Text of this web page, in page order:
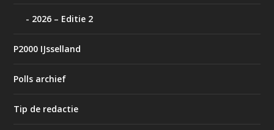
2026 – Editie 2
P2000 IJsselland
Polls archief
Tip de redactie